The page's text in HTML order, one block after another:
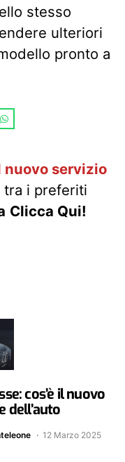
stesso
ulteriori
pronto a
nuovo servizio
tra i preferiti
Clicca Qui!
cos’è il nuovo
dell’auto
12 Marzo 2025